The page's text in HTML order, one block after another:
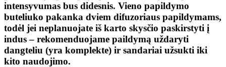
intensyvumas bus didesnis. Vieno papildymo
buteliuko pakanka dviem difuzoriaus papildymams,
todėl jei neplanuojate iš karto skysčio paskirstyti į
indus – rekomenduojame paildymą uždaryti
dangteliu (yra komplekte) ir sandariai užsukti iki
kito naudojimo.